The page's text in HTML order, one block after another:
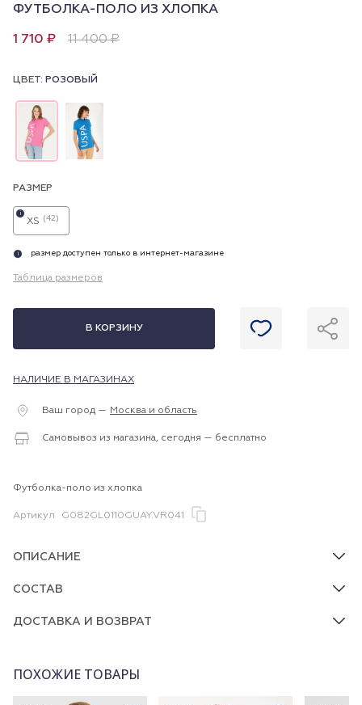
ФУТБОЛКА-ПОЛО ИЗ ХЛОПКА
1 710 ₽ 11 400 ₽
ЦВЕТ: РОЗОВЫЙ
РАЗМЕР
XS (42)
i
i размер доступен только в интернет-магазине
Таблица размеров
В КОРЗИНУ
НАЛИЧИЕ В МАГАЗИНАХ
Ваш город — Москва и область
Самовывоз из магазина, сегодня — бесплатно
Футболка-поло из хлопка
Артикул G082GL0110GUAY.VR041
ОПИСАНИЕ
СОСТАВ
ДОСТАВКА И ВОЗВРАТ
ПОХОЖИЕ ТОВАРЫ